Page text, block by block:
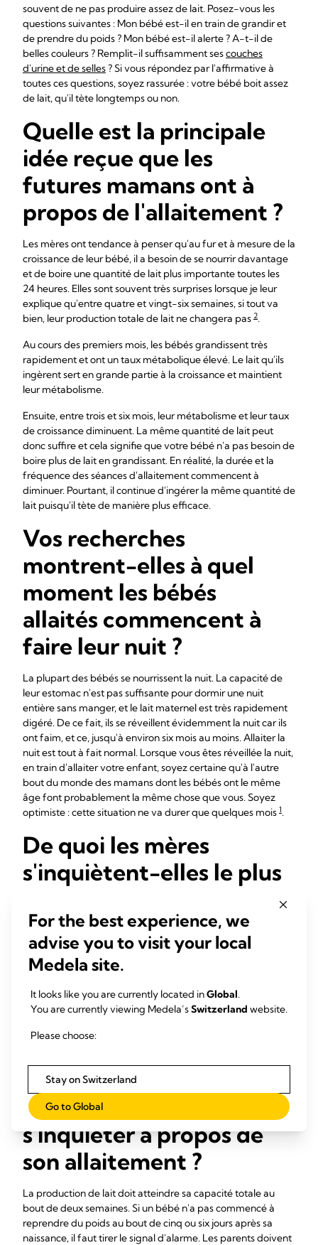
souvent de ne pas produire assez de lait. Posez-vous les
questions suivantes : Mon bébé est-il en train de grandir et
de prendre du poids ? Mon bébé est-il alerte ? A-t-il de
belles couleurs ? Remplit-il suffisamment sescouches
d'urine et de selles ? Si vous répondez par l'affirmative à
toutes ces questions, soyez rassurée : votre bébé boit assez
de lait, qu'il tète longtemps ou non.
Quelle est la principale
idée reçue que les
futures mamans ont à
propos de l'allaitement ?
Les mères ont tendance à penser qu'au fur et à mesure de la
croissance de leur bébé, il a besoin de se nourrir davantage
et de boire une quantité de lait plus importante toutes les
24 heures. Elles sont souvent très surprises lorsque je leur
explique qu'entre quatre et vingt-six semaines, si tout va
bien, leur production totale de lait ne changera pas 2.
Au cours des premiers mois, les bébés grandissent très
rapidement et ont un taux métabolique élevé. Le lait qu'ils
ingèrent sert en grande partie à la croissance et maintient
leur métabolisme.
Ensuite, entre trois et six mois, leur métabolisme et leur taux
de croissance diminuent. La même quantité de lait peut
donc suffire et cela signifie que votre bébé n'a pas besoin de
boire plus de lait en grandissant. En réalité, la durée et la
fréquence des séances d'allaitement commencent à
diminuer. Pourtant, il continue d'ingérer la même quantité de
lait puisqu'il tète de manière plus efficace.
Vos recherches
montrent-elles à quel
moment les bébés
allaités commencent à
faire leur nuit ?
La plupart des bébés se nourrissent la nuit. La capacité de
leur estomac n'est pas suffisante pour dormir une nuit
entière sans manger, et le lait maternel est très rapidement
digéré. De ce fait, ils se réveillent évidemment la nuit car ils
ont faim, et ce, jusqu'à environ six mois au moins. Allaiter la
nuit est tout à fait normal. Lorsque vous êtes réveillée la nuit,
en train d'allaiter votre enfant, soyez certaine qu'à l'autre
bout du monde des mamans dont les bébés ont le même
âge font probablement la même chose que vous. Soyez
optimiste : cette situation ne va durer que quelques mois 1.
De quoi les mères
s'inquiètent-elles le plus
semaines d'allaitement ?
Mon bébé prend-il correctement le sein ? Tète-t-il
correctement ? A-t-il assez mangé ? Ce sont là les
principales inquiétudes. Les mères se soucient également
souvent des douleurs aux mamelons. La clé est de trouver
bonne position d'allaitement et de mise au sein dès le
départ. En effet, le positionnement joue beaucoup sur le
À partir de quel moment
une mère doit-elle
s'inquiéter à propos de
son allaitement ?
La production de lait doit atteindre sa capacité totale au
bout de deux semaines. Si un bébé n'a pas commencé à
reprendre du poids au bout de cinq ou six jours après sa
naissance, il faut tirer le signal d'alarme. Les parents doivent
For the best experience, we
advise you to visit your local
Medela site.
It looks like you are currently located inGlobal.
You are currently viewing Medela’sSwitzerland website.
Please choose:
Stay on Switzerland
Go to Global